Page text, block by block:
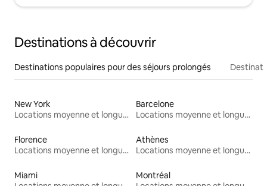
Destinations à découvrir
Destinations populaires pour des séjours prolongés
New York
Locations moyenne et longue durée
Barcelone
Locations moyenne et longue durée
Florence
Locations moyenne et longue durée
Athènes
Locations moyenne et longue durée
Miami
Montréal